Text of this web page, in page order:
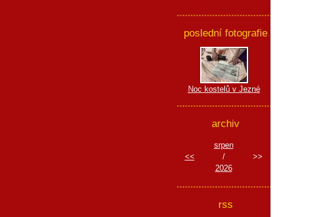
poslední fotografie
Noc kostelů v Jezné
archiv
<<
srpen
/
2026
>>
rss